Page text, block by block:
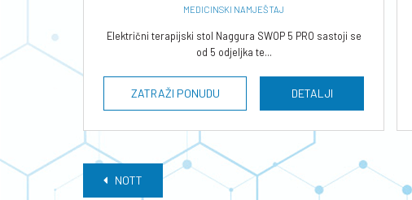
MEDICINSKI NAMJEŠTAJ
Električni terapijski stol Naggura SWOP 5 PRO sastoji se
od 5 odjeljka te...
ZATRAŽI PONUDU DETALJI
NOTT